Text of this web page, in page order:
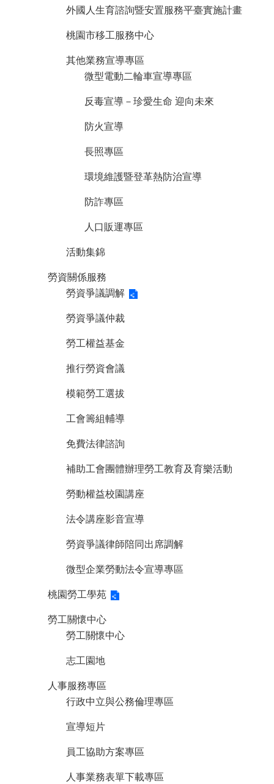
外國人生育諮詢暨安置服務平臺實施計畫
桃園市移工服務中心
其他業務宣導專區
微型電動二輪車宣導專區
反毒宣導－珍愛生命 迎向未來
防火宣導
長照專區
環境維護暨登革熱防治宣導
防詐專區
人口販運專區
活動集錦
勞資關係服務
勞資爭議調解
勞資爭議仲裁
勞工權益基金
推行勞資會議
模範勞工選拔
工會籌組輔導
免費法律諮詢
補助工會團體辦理勞工教育及育樂活動
勞動權益校園講座
法令講座影音宣導
勞資爭議律師陪同出席調解
微型企業勞動法令宣導專區
桃園勞工學苑
勞工關懷中心
勞工關懷中心
志工園地
人事服務專區
行政中立與公務倫理專區
宣導短片
員工協助方案專區
人事業務表單下載專區